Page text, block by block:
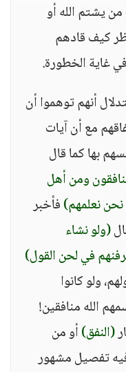
من يشتم الله أو
كيف قادهم
غاية الخطورة.
أنهم توهموا أن
مع أن آيات
بها كما قال
ومن أهل
نحن نعلمهم)فأخبر
(ولو نشاء
في لحن القول)
ولو كانوا
الله منافقين!
(النفق)أو من
تفصيل مشهور